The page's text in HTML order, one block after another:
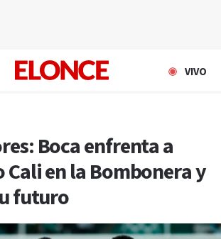
VIVO
Boca enfrenta a
en la Bombonera y
futuro